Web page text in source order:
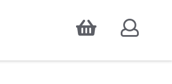
Accepter
que pour